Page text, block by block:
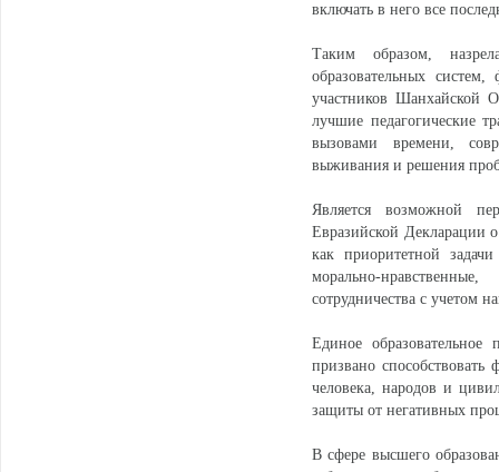
включать в него все
Таким образом,
образовательных систем,
участников Шанхайской
лучшие педагогические
вызовами времени,
выживания и решения
Является возможной
Евразийской Декларации
как приоритетной
морально-
сотрудничества с учетом
Единое образовательное
призвано
человека, народов и
защиты от негативных
В сфере высшего